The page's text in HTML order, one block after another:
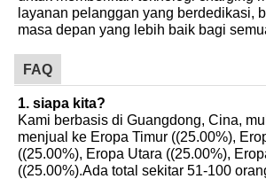
layanan pelanggan yang berdedikasi,
masa depan yang lebih baik bagi
FAQ
1. siapa kita?
Kami berbasis di Guangdong, Cina,
menjual ke Eropa Timur ((25.00%),
((25.00%), Eropa Utara ((25.00%),
((25.00%).Ada total sekitar 51-100